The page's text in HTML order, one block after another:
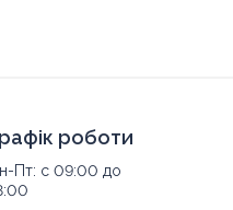
роботи
Пт: с 09:00 до